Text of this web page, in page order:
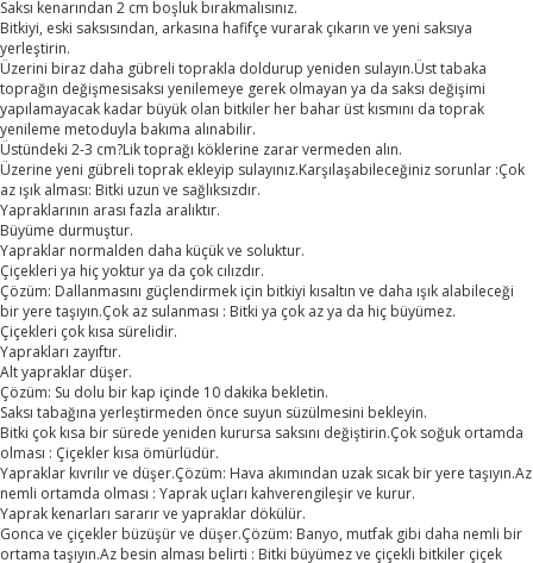
Saksı kenarından 2 cm boşluk bırakmalısınız.
Bitkiyi, eski saksısından, arkasına hafifçe vurarak çıkarın ve yeni saksıya
yerleştirin.
Üzerini biraz daha gübreli toprakla doldurup yeniden sulayın.Üst tabaka
toprağın değişmesisaksı yenilemeye gerek olmayan ya da saksı değişimi
yapılamayacak kadar büyük olan bitkiler her bahar üst kısmını da toprak
yenileme metoduyla bakıma alınabilir.
Üstündeki 2-3 cm?Lik toprağı köklerine zarar vermeden alın.
Üzerine yeni gübreli toprak ekleyip sulayınız.Karşılaşabileceğiniz sorunlar :Çok
az ışık alması: Bitki uzun ve sağlıksızdır.
Yapraklarının arası fazla aralıktır.
Büyüme durmuştur.
Yapraklar normalden daha küçük ve soluktur.
Çiçekleri ya hiç yoktur ya da çok cılızdır.
Çözüm: Dallanmasını güçlendirmek için bitkiyi kısaltın ve daha ışık alabileceği
bir yere taşıyın.Çok az sulanması : Bitki ya çok az ya da hiç büyümez.
Çiçekleri çok kısa sürelidir.
Yaprakları zayıftır.
Alt yapraklar düşer.
Çözüm: Su dolu bir kap içinde 10 dakika bekletin.
Saksı tabağına yerleştirmeden önce suyun süzülmesini bekleyin.
Bitki çok kısa bir sürede yeniden kurursa saksını değiştirin.Çok soğuk ortamda
olması : Çiçekler kısa ömürlüdür.
Yapraklar kıvrılır ve düşer.Çözüm: Hava akımından uzak sıcak bir yere taşıyın.Az
nemli ortamda olması : Yaprak uçları kahverengileşir ve kurur.
Yaprak kenarları sararır ve yapraklar dökülür.
Gonca ve çiçekler büzüşür ve düşer.Çözüm: Banyo, mutfak gibi daha nemli bir
ortama taşıyın.Az besin alması belirti : Bitki büyümez ve çiçekli bitkiler çiçek